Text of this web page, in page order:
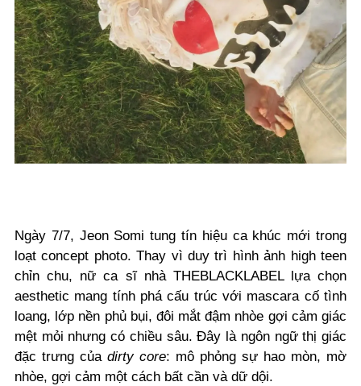
Ngày 7/7, Jeon Somi tung tín hiệu ca khúc mới trong
loạt concept photo. Thay vì duy trì hình ảnh high teen
chỉn chu, nữ ca sĩ nhà THEBLACKLABELlựa chọn
aesthetic mang tính phá cấu trúc với mascara cố tình
loang, lớp nền phủ bụi, đôi mắt đậm nhòe gợi cảm giác
mệt mỏi nhưng có chiều sâu. Đây là ngôn ngữ thị giác
đặc trưng của dirty core: mô phỏng sự hao mòn, mờ
nhòe, gợi cảm một cách bất cần và dữ dội.